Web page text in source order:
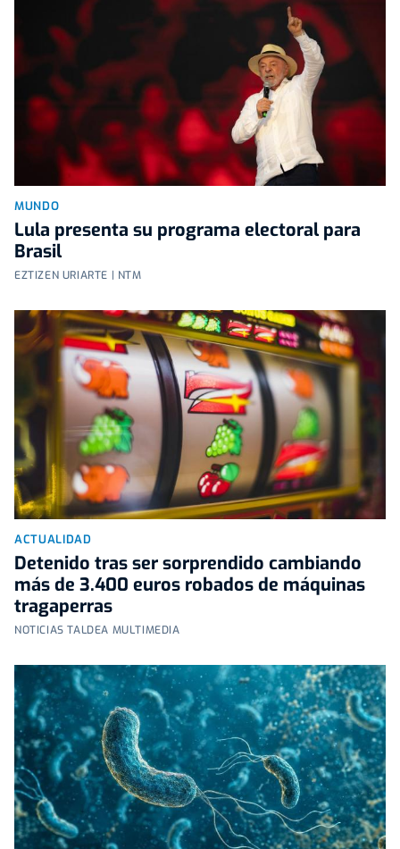
MUNDO
Lula presenta su programa electoral para
Brasil
EZTIZEN URIARTE | NTM
ACTUALIDAD
Detenido tras ser sorprendido cambiando
más de 3.400 euros robados de máquinas
tragaperras
NOTICIAS TALDEA MULTIMEDIA